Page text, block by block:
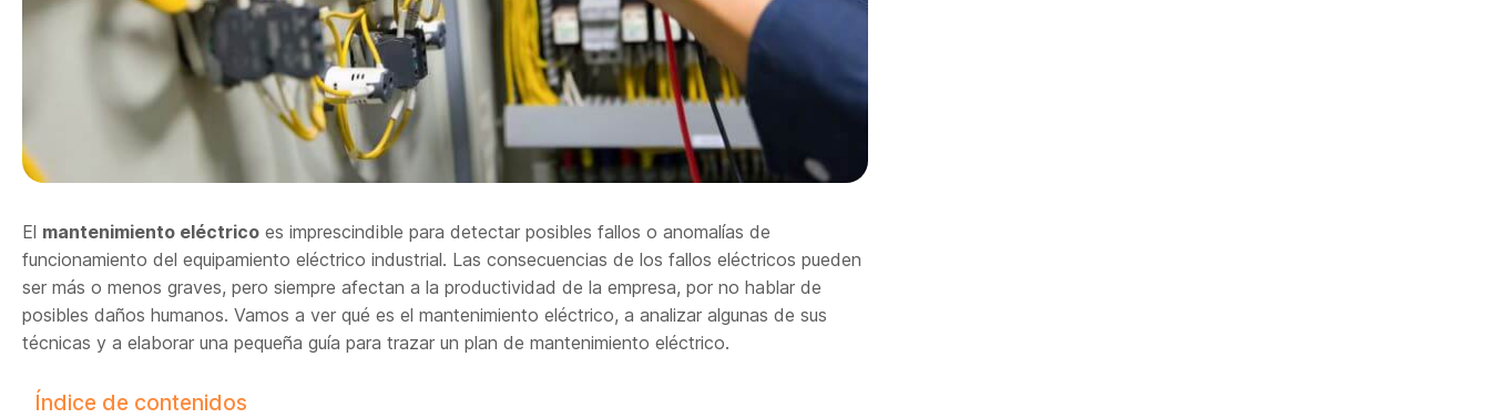
El mantenimiento eléctrico es imprescindible para detectar posibles fallos o anomalías de
funcionamiento del equipamiento eléctrico industrial. Las consecuencias de los fallos eléctricos pueden
ser más o menos graves, pero siempre afectan a la productividad de la empresa, por no hablar de
posibles daños humanos. Vamos a ver qué es el mantenimiento eléctrico, a analizar algunas de sus
técnicas y a elaborar una pequeña guía para trazar un plan de mantenimiento eléctrico.
Índice de contenidos